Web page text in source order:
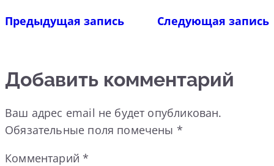
Предыдущая запись Следующая запись
Добавить комментарий
Ваш адрес email не будет опубликован.
Обязательные поля помечены *
Комментарий*